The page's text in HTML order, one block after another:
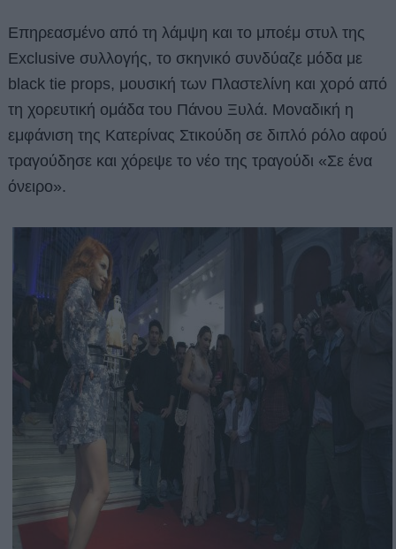
Επηρεασμένο από τη λάμψη και το μποέμ στυλ της
Exclusive συλλογής, το σκηνικό συνδύαζε μόδα με
black tie props, μουσική των Πλαστελίνη και χορό από
τη χορευτική ομάδα του Πάνου Ξυλά. Μοναδική η
εμφάνιση της Κατερίνας Στικούδη σε διπλό ρόλο αφού
τραγούδησε και χόρεψε το νέο της τραγούδι «Σε ένα
όνειρο».